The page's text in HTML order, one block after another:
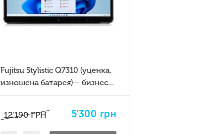
Fujitsu Stylistic Q7310 (уценка,
изношена батарея)— бизнес-
планшет 2-в-1 с Intel Core i5
12'190 ГРН 5'300 грн